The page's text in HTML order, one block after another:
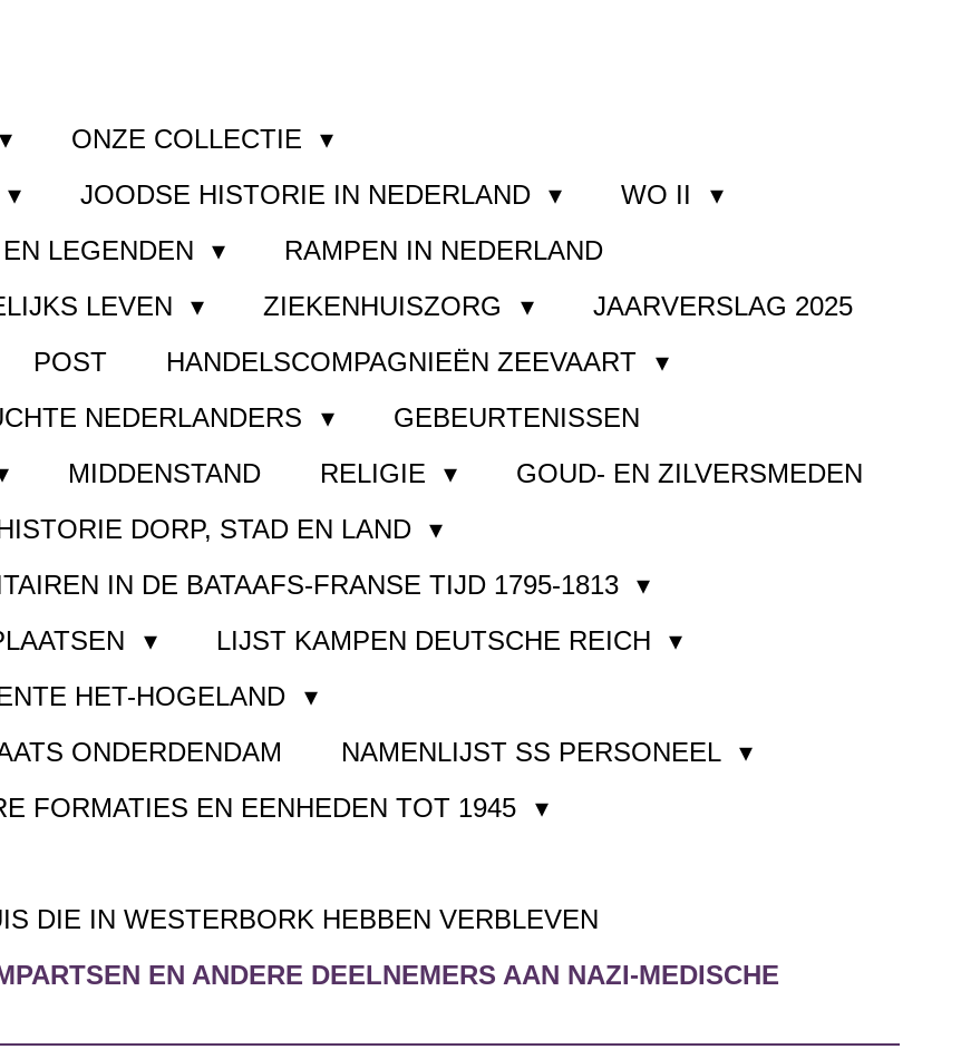
ONZE COLLECTIE
JOODSE HISTORIE IN NEDERLAND
WO II
LEGENDEN
RAMPEN IN NEDERLAND
LEVEN ZIEKENHUISZORG
JAARVERSLAG 2025
POST
HANDELSCOMPAGNIEËN ZEEVAART
NEDERLANDERS
GEBEURTENISSEN
MIDDENSTAND RELIGIE
GOUD- EN ZILVERSMEDEN
DORP, STAD EN LAND
IN DE BATAAFS-FRANSE TIJD 1795-1813
LIJST KAMPEN DEUTSCHE REICH
HET-HOGELAND
ONDERDENDAM
NAMENLIJST SS PERSONEEL
FORMATIES EN EENHEDEN TOT 1945
DIE IN WESTERBORK HEBBEN VERBLEVEN
EN ANDERE DEELNEMERS AAN NAZI-MEDISCHE